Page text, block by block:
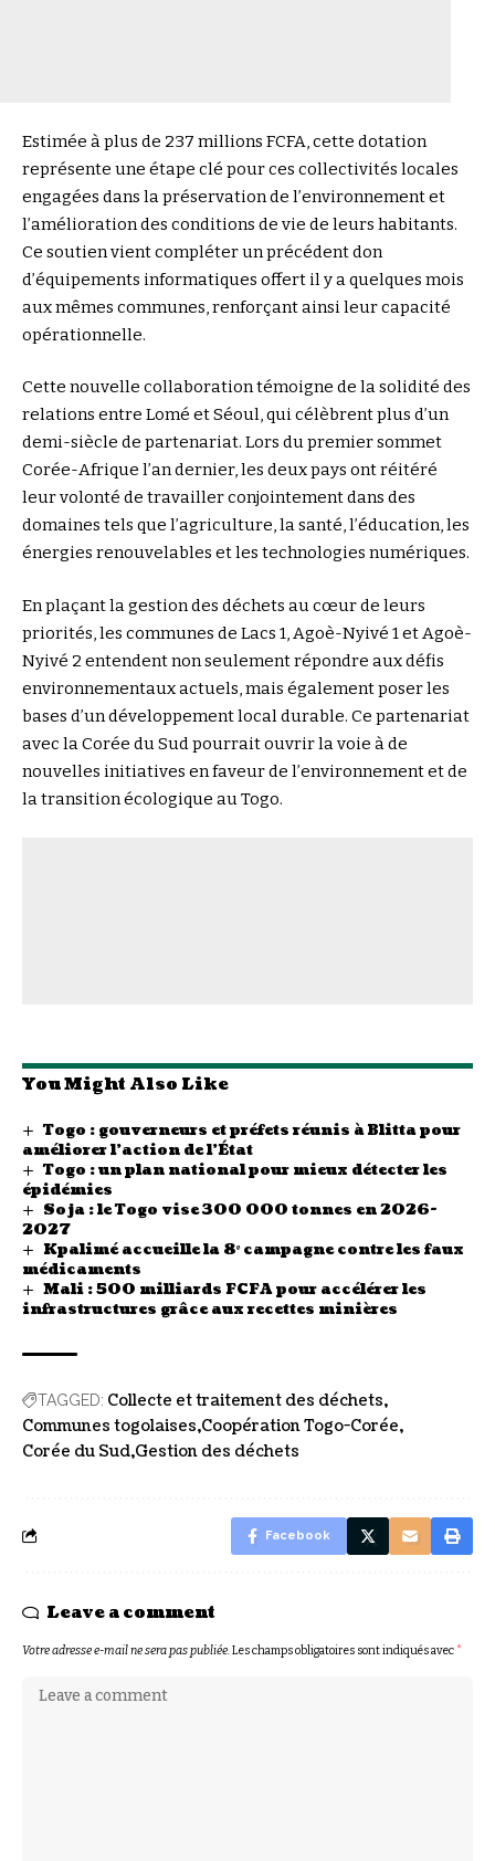
Estimée à plus de 237 millions FCFA, cette dotation
représente une étape clé pour ces collectivités locales
engagées dans la préservation de l’environnement et
l’amélioration des conditions de vie de leurs habitants.
Ce soutien vient compléter un précédent don
d’équipements informatiques offert il y a quelques mois
aux mêmes communes, renforçant ainsi leur capacité
opérationnelle.
Cette nouvelle collaboration témoigne de la solidité des
relations entre Lomé et Séoul, qui célèbrent plus d’un
demi-siècle de partenariat. Lors du premier sommet
Corée-Afrique l’an dernier, les deux pays ont réitéré
leur volonté de travailler conjointement dans des
domaines tels que l’agriculture, la santé, l’éducation, les
énergies renouvelables et les technologies numériques.
En plaçant la gestion des déchets au cœur de leurs
priorités, les communes de Lacs 1, Agoè-Nyivé 1 et Agoè-
Nyivé 2 entendent non seulement répondre aux défis
environnementaux actuels, mais également poser les
bases d’un développement local durable. Ce partenariat
avec la Corée du Sud pourrait ouvrir la voie à de
nouvelles initiatives en faveur de l’environnement et de
la transition écologique au Togo.
You Might Also Like
Togo : gouverneurs et préfets réunis à Blitta pour
améliorer l’action de l’État
Togo : un plan national pour mieux détecter les
épidémies
Soja : le Togo vise 300 000 tonnes en 2026-
2027
Kpalimé accueille la 8ᵉ campagne contre les faux
médicaments
Mali : 500 milliards FCFA pour accélérer les
infrastructures grâce aux recettes minières
TAGGED: Collecte et traitement des déchets
Communes togolaises Coopération Togo-Corée
Corée du Sud Gestion des déchets
Facebook
Leave a comment
Votre adresse e-mail ne sera pas publiée.Les champs obligatoires sont indiqués avec*